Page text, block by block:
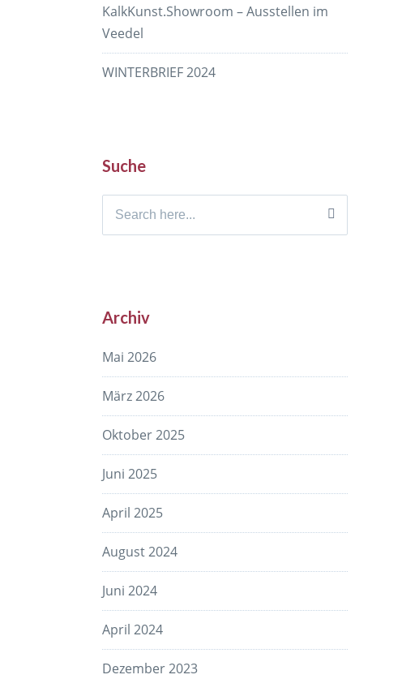
KalkKunst.Showroom – Ausstellen im
Veedel
WINTERBRIEF 2024
Suche
Search
Archiv
Mai 2026
März 2026
Oktober 2025
Juni 2025
April 2025
August 2024
Juni 2024
April 2024
Dezember 2023